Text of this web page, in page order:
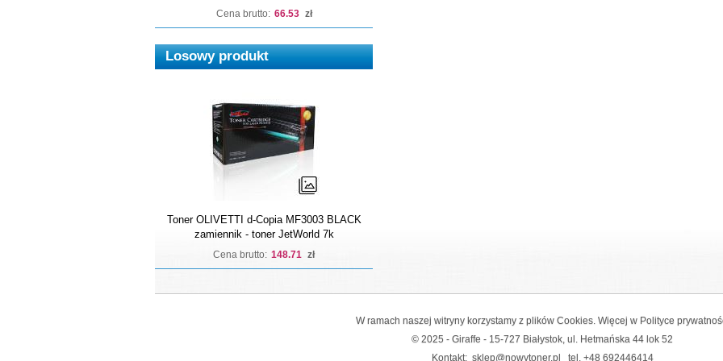
Cena brutto: 66.53 zł
Losowy produkt
Toner OLIVETTI d-Copia MF3003 BLACK
zamiennik - toner JetWorld 7k
Cena brutto: 148.71 zł
W ramach naszej witryny korzystamy z plików Cookies. Więcej w Polityce
© 2025 - Giraffe - 15-727 Białystok, ul. Hetmańska 44 lok 52
Kontakt: sklep@nowytoner.pl tel. +48 692446414